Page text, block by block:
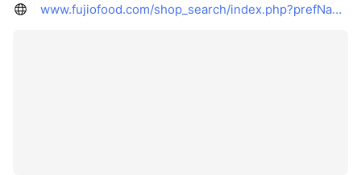
www.fujiofood.com/shop_search/index.php?prefName=&brandName=%E3%81%A4%E3%82%8B%E3%81%BE%E3%82%8B